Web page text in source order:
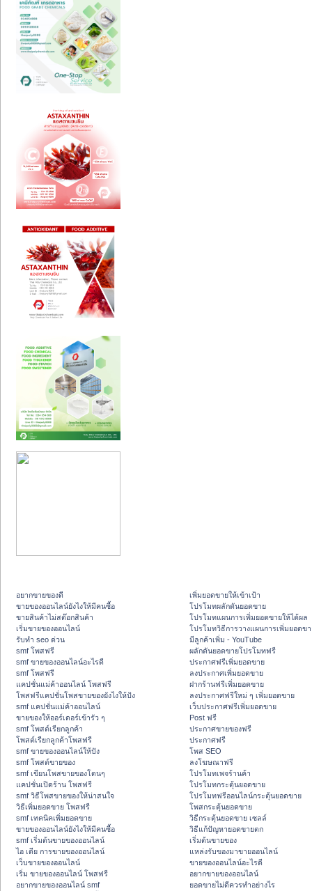
อยากขายของดี
ขายของออนไลน์ยังไงให้มีคนซื้อ
ขายสินค้าไม่สต๊อกสินค้า
เริ่มขายของออนไลน์
รับทำ seo ด่วน
smf โพสฟรี
smf ขายของออนไลน์อะไรดี
smf โพสฟรี
แคปชั่นแม่ค้าออนไลน์ โพสฟรี
โพสฟรีแคปชั่นโพสขายของยังไงให้ปัง
smf แคปชั่นแม่ค้าออนไลน์
ขายของให้ออร์เดอร์เข้ารัว ๆ
smf โพสต์เรียกลูกค้า
โพสต์เรียกลูกค้าโพสฟรี
smf ขายของออนไลน์ให้ปัง
smf โพสต์ขายของ
smf เขียนโพสขายของโดนๆ
แคปชั่นเปิดร้าน โพสฟรี
smf วิธีโพสขายของให้น่าสนใจ
วิธีเพิ่มยอดขาย โพสฟรี
smf เทคนิคเพิ่มยอดขาย
ขายของออนไลน์ยังไงให้มีคนซื้อ
smf เริ่มต้นขายของออนไลน์
ไอ เดีย การขายของออนไลน์
เว็บขายของออนไลน์
เริ่ม ขายของออนไลน์ โพสฟรี
อยากขายของออนไลน์ smf
เพิ่มยอดขายให้เข้าเป้า
โปรโมทผลักดันยอดขาย
โปรโมทแผนการเพิ่มยอดขายให้ได้ผล
โปรโมทวิธีการวางแผนการเพิ่มยอดข
มีลูกค้าเพิ่ม - YouTube
ผลักดันยอดขายโปรโมทฟรี
ประกาศฟรีเพิ่มยอดขาย
ลงประกาศเพิ่มยอดขาย
ฝากร้านฟรีเพิ่มยอดขาย
ลงประกาศฟรีใหม่ ๆ เพิ่มยอดขาย
เว็บประกาศฟรีเพิ่มยอดขาย
Post ฟรี
ประกาศขายของฟรี
ประกาศฟรี
โพส SEO
ลงโฆษณาฟรี
โปรโมทเพจร้านค้า
โปรโมทกระตุ้นยอดขาย
โปรโมทฟรีออนไลน์กระตุ้นยอดขาย
โพสกระตุ้นยอดขาย
วิธีกระตุ้นยอดขาย เซลล์
วิธีแก้ปัญหายอดขายตก
เริ่มต้นขายของ
แหล่งรับของมาขายออนไลน์
ขายของออนไลน์อะไรดี
อยากขายของออนไลน์
ยอดขายไม่ดีควรทำอย่างไร